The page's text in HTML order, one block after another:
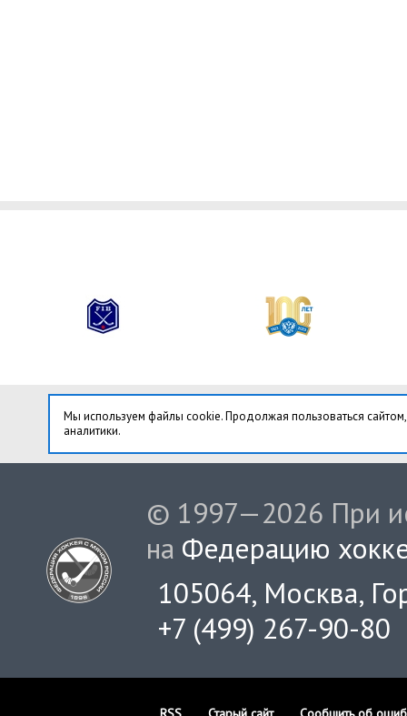
Мы используем файлы cookie. Продолжая пользоваться
аналитики.
© 1997—2026 При
на Федерацию
105064, Москва,
+7 (499) 267-90-80